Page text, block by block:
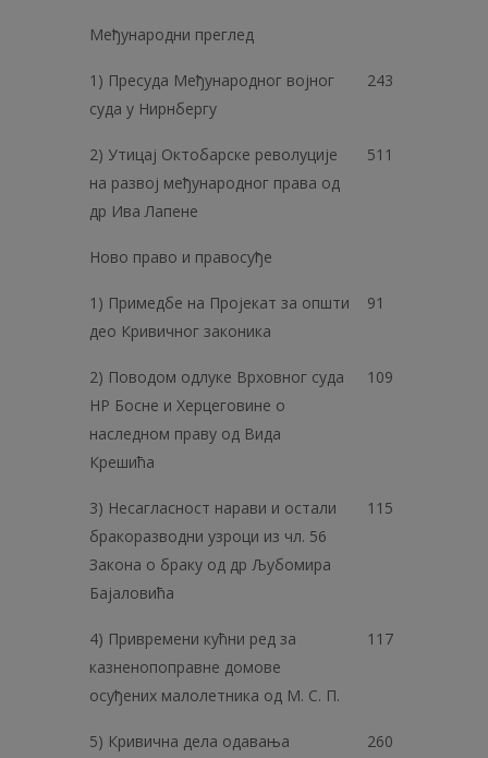
Међународни преглед
1) Пресуда Међународног војног
суда у Нирнбергу
243
2) Утицај Октобарске револуције
на развој међународног права од
др Ива Лапене
511
Ново право и правосуђе
1) Примедбе на Пројекат за општи
део Кривичног законика
91
2) Поводом одлуке Врховног суда
НР Босне и Херцеговине о
наследном праву од Вида
Крешића
109
3) Несагласност нарави и остали
бракоразводни узроци из чл. 56
Закона о браку од др Љубомира
Бајаловића
115
4) Привремени кућни ред за
казненопоправне домове
осуђених малолетника од М. С. П.
117
5) Кривична дела одавања
260